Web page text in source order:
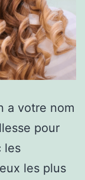
a votre nom
pour
les
les plus